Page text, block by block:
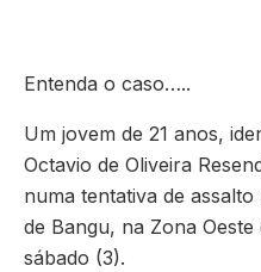
Entenda o caso…..
Um jovem de 21 anos,
Octavio de Oliveira
numa tentativa de
de Bangu, na Zona
sábado (3).